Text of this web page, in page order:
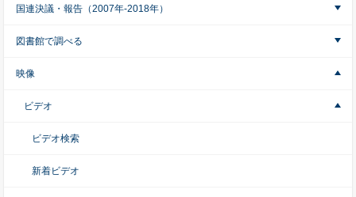
国連決議・報告（2007年-2018年）
図書館で調べる
映像
ビデオ
ビデオ検索
新着ビデオ